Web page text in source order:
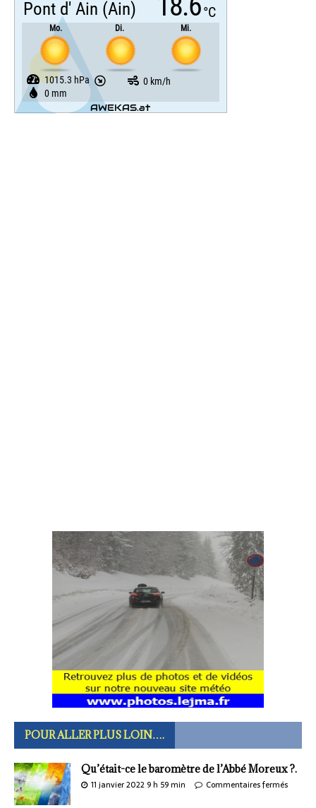
POUR ALLER PLUS LOIN….
Qu’était-ce le baromètre de l’Abbé Moreux ?.
11 janvier 2022 9 h 59 min Commentaires fermés